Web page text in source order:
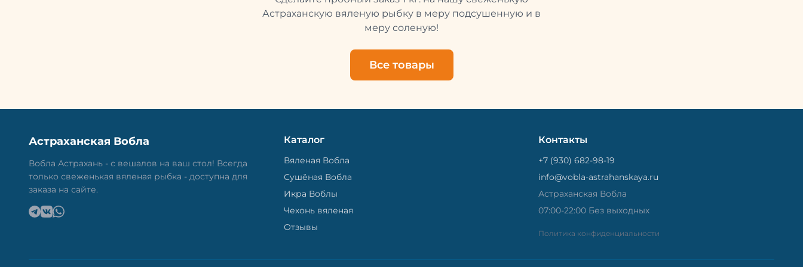
рыбу упаковывают в специальный
пакет, чтобы она не портилась и не
не просто вкусная еда, но и
пример того, как можно сочетать
старые рецепты и современные
вкусно.
Астраханскую вяленую рыбку в меру подсушенную и в
меру соленую!
Все товары
Астраханская Вобла
Вобла Астрахань - с вешалов на ваш стол! Всегда
только свеженькая вяленая рыбка - доступна для
заказа на сайте.
Каталог
Вяленая Вобла
Сушёная Вобла
Икра Воблы
Чехонь вяленая
Отзывы
Контакты
+7 (930) 682-98-19
info@vobla-astrahanskaya.ru
Астраханская Вобла
07:00-22:00 Без выходных
Политика конфиденциальности